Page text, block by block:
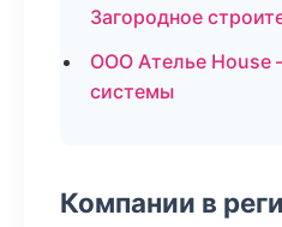
Загородное
ООО Ателье House
системы
Компании в